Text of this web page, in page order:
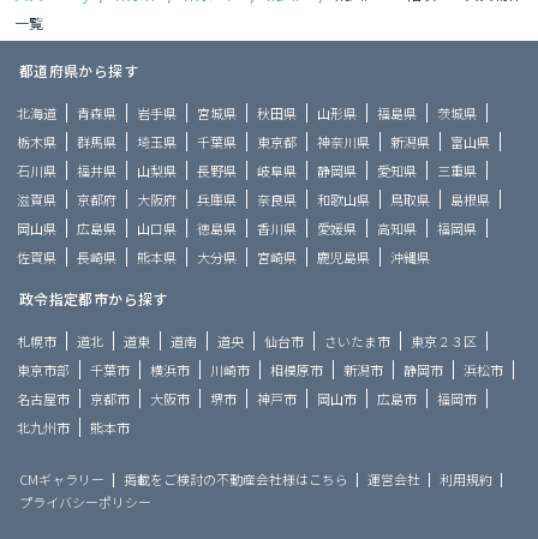
一覧
都道府県から探す
北海道 青森県 岩手県 宮城県 秋田県 山形県 福島県
茨城県
栃木県
群馬県 埼玉県 千葉県 東京都 神奈川県 新潟県
富山県
石川県
福井県 山梨県 長野県 岐阜県 静岡県 愛知県
三重県
滋賀県
京都府 大阪府 兵庫県 奈良県 和歌山県 鳥取県
島根県
岡山県
広島県 山口県 徳島県 香川県 愛媛県 高知県
福岡県
佐賀県
長崎県 熊本県 大分県 宮崎県 鹿児島県 沖縄県
政令指定都市から探す
札幌市 道北 道東 道南 道央 仙台市 さいたま市
東京２３区
東京市部
千葉市 横浜市 川崎市 相模原市 新潟市 静岡市
浜松市
名古屋市
京都市 大阪市 堺市 神戸市 岡山市 広島市
福岡市
北九州市
熊本市
CMギャラリー 掲載をご検討の不動産会社様はこちら 運営会社
利用規約
プライバシーポリシー